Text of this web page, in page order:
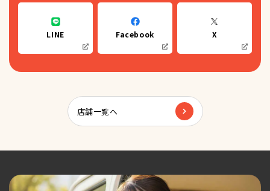
LINE Facebook X
店舗一覧へ